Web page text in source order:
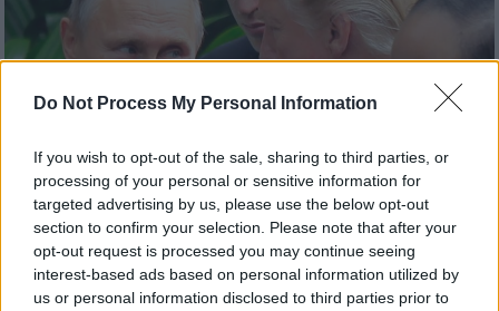
Do Not Process My Personal Information
If you wish to opt-out of the sale, sharing to third parties, or
processing of your personal or sensitive information for
targeted advertising by us, please use the below opt-out
section to confirm your selection. Please note that after your
opt-out request is processed you may continue seeing
interest-based ads based on personal information utilized by
us or personal information disclosed to third parties prior to
Ο Τραμπ αυξάνει την πίεση στον Πούτιν (ΑP)
Προσθέστε το ΕΘΝΟΣ στη Google